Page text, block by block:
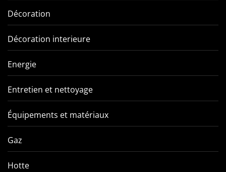
Décoration
Décoration interieure
Energie
Entretien et nettoyage
Équipements et matériaux
Gaz
Hotte